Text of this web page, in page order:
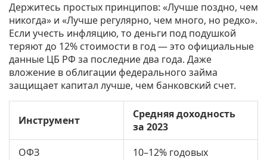
Держитесь простых принципов: «Лучше поздно, чем
никогда» и «Лучше регулярно, чем много, но редко».
Если учесть инфляцию, то деньги под подушкой
теряют до 12% стоимости в год — это официальные
данные ЦБ РФ за последние два года. Даже
вложение в облигации федерального займа
защищает капитал лучше, чем банковский счет.
Инструмент
Средняя доходность
за 2023
ОФЗ
10–12% годовых